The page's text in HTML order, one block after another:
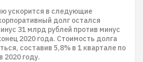
ускорится в следующие
долг остался
31 млрд рублей против минус
2020 года. Стоимость долга
составив 5,8% в 1 квартале по
2020 году.